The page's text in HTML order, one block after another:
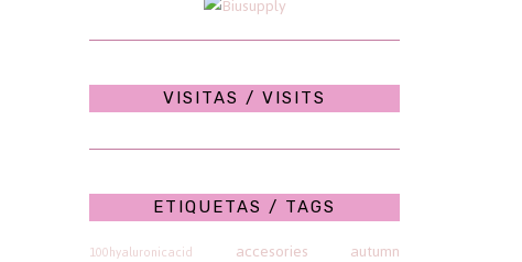
VISITAS / VISITS
ETIQUETAS / TAGS
100hyaluronicacid accesories autumn